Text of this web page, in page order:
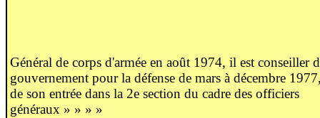
Général de corps d'armée en août 1974, il est conseiller
gouvernement pour la défense de mars à décembre
de son entrée dans la 2e section du cadre des officiers
généraux » » » »